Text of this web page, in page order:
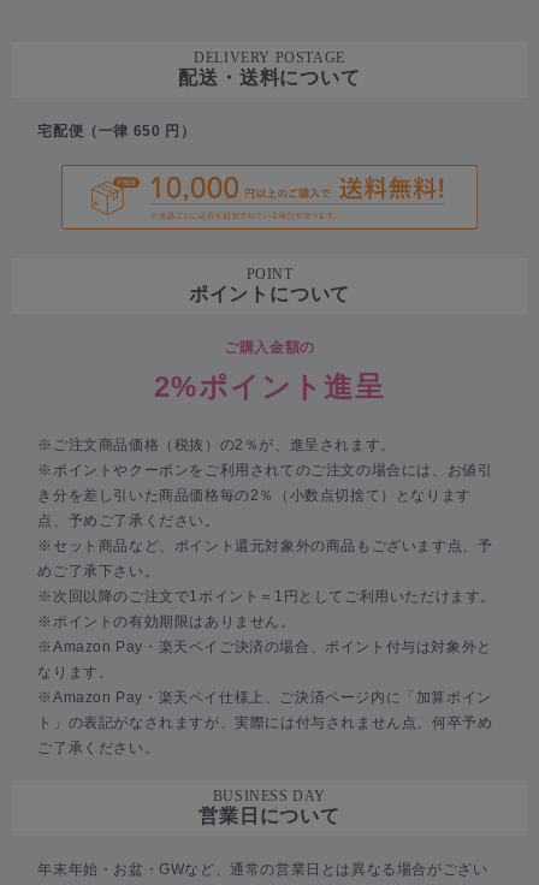
DELIVERY POSTAGE
配送・送料について
宅配便（一律 650 円）
POINT
ポイントについて
ご購入金額の
2%ポイント進呈
※ご注文商品価格（税抜）の2％が、進呈されます。
※ポイントやクーポンをご利用されてのご注文の場合には、お値引
き分を差し引いた商品価格毎の2％（小数点切捨て）となります
点、予めご了承ください。
※セット商品など、ポイント還元対象外の商品もございます点、予
めご了承下さい。
※次回以降のご注文で1ポイント＝1円としてご利用いただけます。
※ポイントの有効期限はありません。
※Amazon Pay・楽天ペイご決済の場合、ポイント付与は対象外と
なります。
※Amazon Pay・楽天ペイ仕様上、ご決済ページ内に「加算ポイン
ト」の表記がなされますが、実際には付与されません点、何卒予め
ご了承ください。
BUSINESS DAY
営業日について
年末年始・お盆・GWなど、通常の営業日とは異なる場合がござい